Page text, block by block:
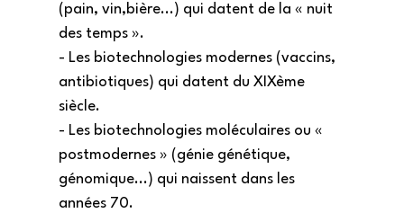
(pain, vin,bière...) qui datent de la « nuit
des temps ».
- Les biotechnologies modernes (vaccins,
antibiotiques) qui datent du XIXème
siècle.
- Les biotechnologies moléculaires ou «
postmodernes » (génie génétique,
génomique...) qui naissent dans les
années 70.